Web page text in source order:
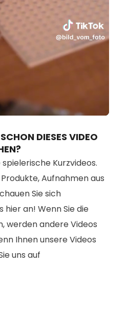
79.91%
DIESES VIDEO
Kurzvideos.
Aufnahmen aus
Sie sich
hier an! Wenn Sie die
werden andere Videos
Ihnen unsere Videos
uns auf